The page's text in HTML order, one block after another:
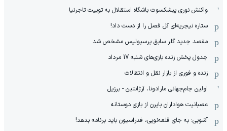
واکنش نوری پیشکسوت باشگاه استقلال به توییت تاجرنیا
ستاره نیجریه‌ای کل فصل را از دست داد!
مقصد جدید گلر سابق پرسپولیس مشخص شد
جدول پخش زنده بازی‌های شنبه 17 مرداد
زنده و فوری از بازار نقل و انتقالات
اولین جام‌جهانی مارادونا، آرژانتین - برزیل
عصبانیت هواداران بایرن از بازی دوستانه
آشوبی: به جای قلعه‌نویی، فدراسیون باید برنامه بدهد!